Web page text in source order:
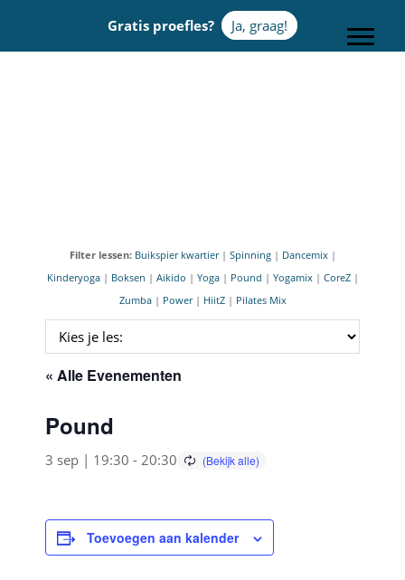
Gratis proefles? Ja, graag!
Filter lessen: Buikspier kwartier| Spinning| Dancemix|
Kinderyoga| Boksen | Aikido | Yoga| Pound | Yogamix| CoreZ|
Zumba| Power| HiitZ| Pilates Mix
« Alle Evenementen
Pound
3 sep | 19:30 - 20:30
Toevoegen aan kalender